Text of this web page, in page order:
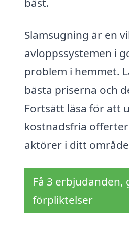
Slamsugning är en
avloppssystemen i
problem i hemmet.
bästa priserna och
Fortsätt läsa för att
kostnadsfria
aktörer i ditt
Få 3 erbjudanden,
förpliktelser